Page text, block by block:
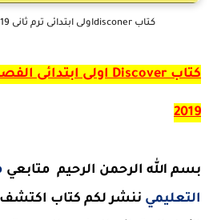
كتاب disconerاولى ابتدائى ترم ثانى 2019 - موقع مدرستى
كتابDiscover اولى ابتدائى
2019
بسم الله الرحمن الرحيم متابعي
التعليمي ننشرلكم كتاب اكتشف